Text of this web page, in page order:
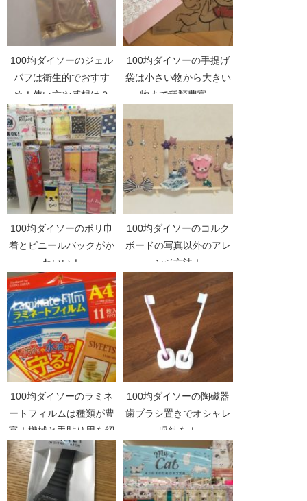
100均ダイソーのジェル
パフは衛生的でおすす
め！使い方や感想は？
100均ダイソーの手提げ
袋は小さい物から大きい
物まで種類豊富。
100均ダイソーのポリ巾
着とビニールバックがか
わいい！
100均ダイソーのコルク
ボードの写真以外のアレ
ンジ方法！
100均ダイソーのラミネ
ートフィルムは種類が豊
富！機械と手貼り用を紹
介。
100均ダイソーの陶磁器
歯ブラシ置きでオシャレ
収納を！